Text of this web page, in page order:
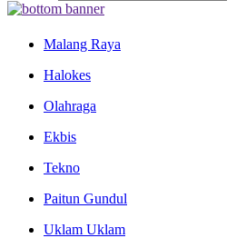
Malang Raya
Halokes
Olahraga
Ekbis
Tekno
Paitun Gundul
Uklam Uklam